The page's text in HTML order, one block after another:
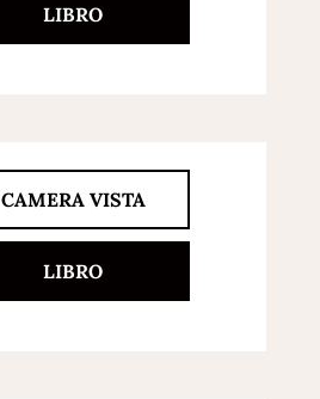
LIBRO
CAMERA VISTA
LIBRO